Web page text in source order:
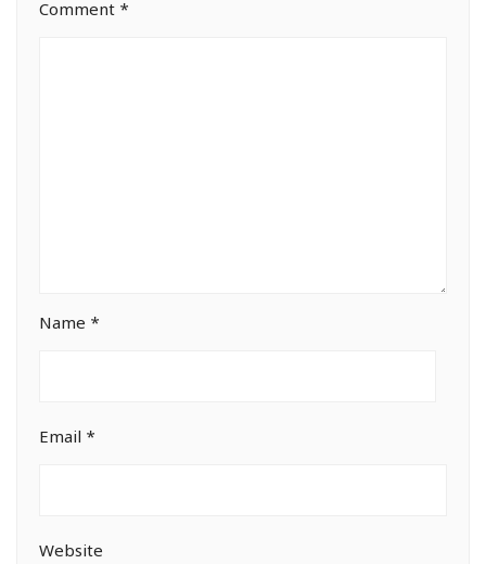
Comment *
Name *
Email *
Website